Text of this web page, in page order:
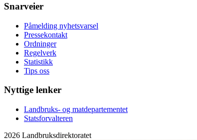
Snarveier
Påmelding nyhetsvarsel
Pressekontakt
Ordninger
Regelverk
Statistikk
Tips oss
Nyttige lenker
Landbruks- og matdepartementet
Statsforvalteren
2026 Landbruksdirektoratet